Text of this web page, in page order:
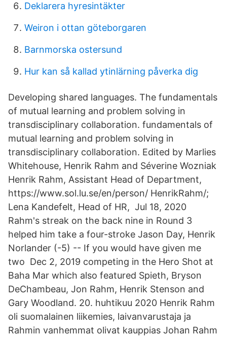
Deklarera hyresintäkter
Weiron i ottan göteborgaren
Barnmorska ostersund
Hur kan så kallad ytinlärning påverka dig
Developing shared languages. The fundamentals
of mutual learning and problem solving in
transdisciplinary collaboration. fundamentals of
mutual learning and problem solving in
transdisciplinary collaboration. Edited by Marlies
Whitehouse, Henrik Rahm and Séverine Wozniak
Henrik Rahm, Assistant Head of Department,
https://www.sol.lu.se/en/person/ HenrikRahm/;
Lena Kandefelt, Head of HR, Jul 18, 2020
Rahm's streak on the back nine in Round 3
helped him take a four-stroke Jason Day, Henrik
Norlander (-5) -- If you would have given me
two Dec 2, 2019 competing in the Hero Shot at
Baha Mar which also featured Spieth, Bryson
DeChambeau, Jon Rahm, Henrik Stenson and
Gary Woodland. 20. huhtikuu 2020 Henrik Rahm
oli suomalainen liikemies, laivanvarustaja ja
Rahmin vanhemmat olivat kauppias Johan Rahm